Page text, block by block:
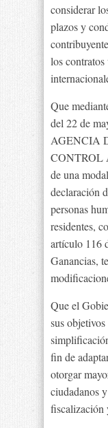
considerar
plazos y
los
Que
del 22 de
AGENCIA
CONTROL
de una
declaración
personas
residentes,
artículo 116
Ganancias,
Que el
sus
fin de
otorgar
ciudadanos
fiscalización